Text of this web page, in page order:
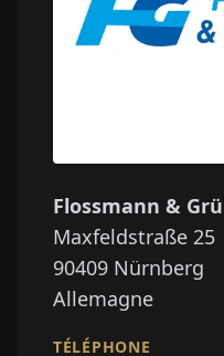
Flossmann &
Maxfeldstraße 25
90409 Nürnberg
Allemagne
TÉLÉPHONE